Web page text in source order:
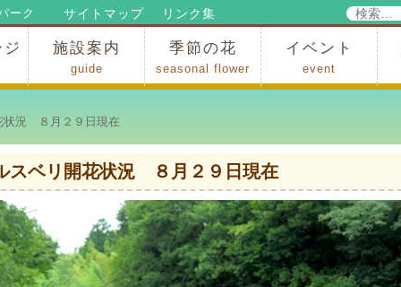
ーク リンク集
サイトマップ
検
ジ 施設案内
guide
季節の花
seasonal flower
イベント
event
況 ８月２９日現在
スベリ開花状況 ８月２９日現在